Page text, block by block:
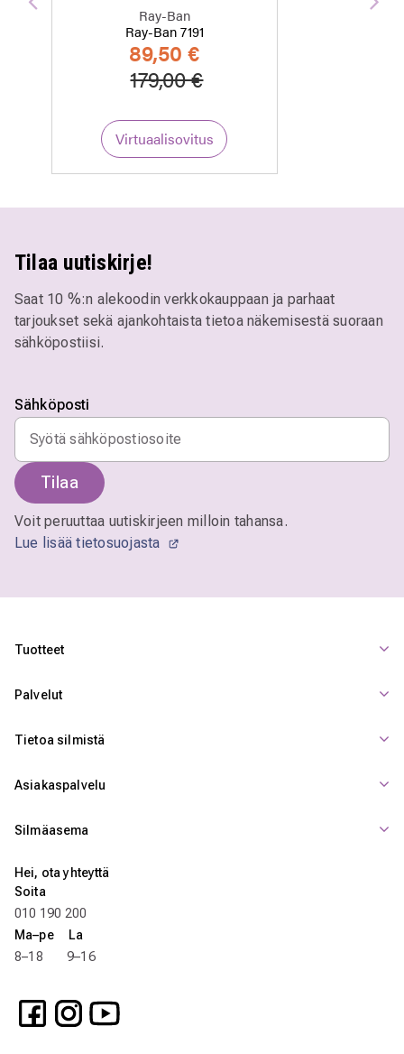
Ray-Ban
Ray-Ban 7191
89,50 €
Hinta alennettu
179,00 €Alennettu hinta
Virtuaalisovitus
Edellinen
Tilaa uutiskirje!
Saat 10 %:n alekoodin verkkokauppaan ja parhaat
tarjoukset sekä ajankohtaista tietoa näkemisestä suoraan
sähköpostiisi.
Sähköposti
Tilaa
Voit peruuttaa uutiskirjeen milloin tahansa.
Lue lisää tietosuojasta
Tuotteet
Palvelut
Tietoa silmistä
Asiakaspalvelu
Silmäasema
Hei, ota yhteyttä
Soita
010 190 200
Ma–pe La
8–18 9–16